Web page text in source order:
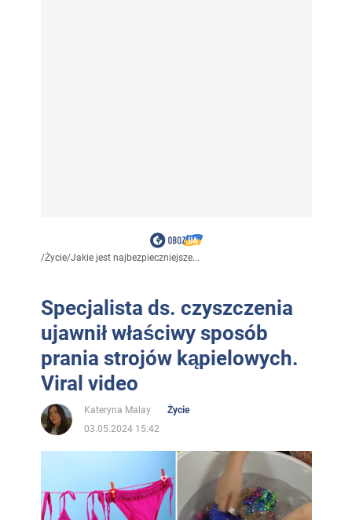
/Życie/Jakie jest najbezpieczniejsze...
Specjalista ds. czyszczenia
ujawnił właściwy sposób
prania strojów kąpielowych.
Viral video
Kateryna Malay
Życie
03.05.2024 15:42